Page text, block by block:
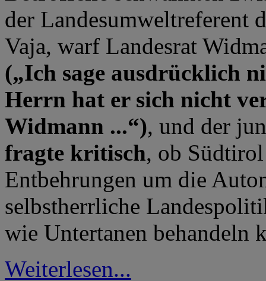
der Landesumweltreferent
Vaja, warf Landesrat
(„Ich sage ausdrücklich
Herrn hat er sich nicht
Widmann ...“), und der
fragte kritisch, ob
Entbehrungen um die
selbstherrliche
wie Untertanen behandeln
Weiterlesen...